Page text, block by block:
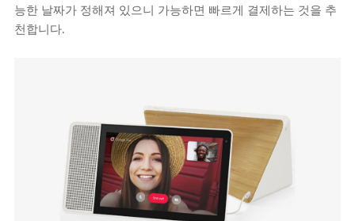
능한 날짜가 정해져 있으니 가능하면 빠르게 결제하는 것을 추
천합니다.